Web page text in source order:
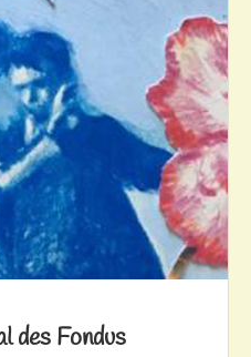
des Fondus